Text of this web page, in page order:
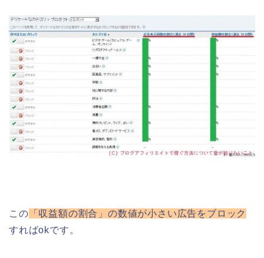
この 「収益額の割合」の数値が小さい広告をブロック
すればokです。